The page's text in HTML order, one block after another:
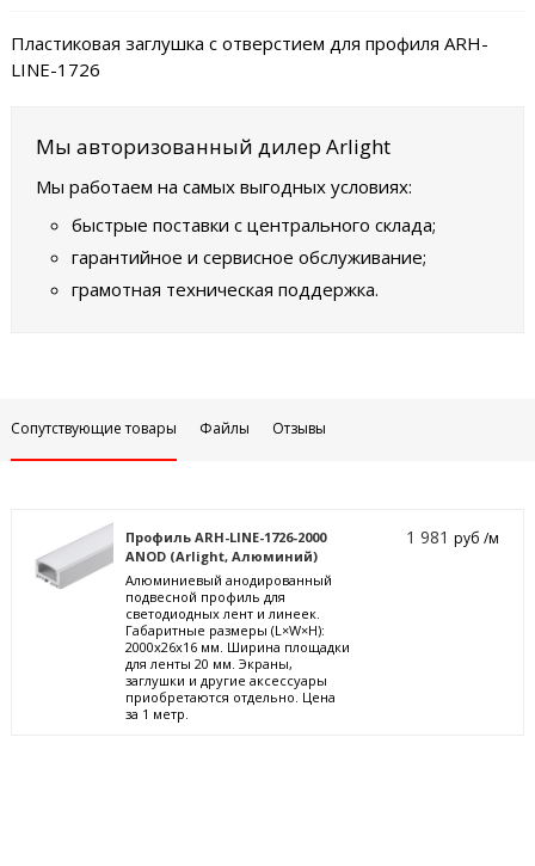
Пластиковая заглушка с отверстием для профиля ARH-
LINE-1726
Мы авторизованный дилер Arlight
Мы работаем на самых выгодных условиях:
быстрые поставки с центрального склада;
гарантийное и сервисное обслуживание;
грамотная техническая поддержка.
Сопутствующие товары Файлы Отзывы
Профиль ARH-LINE-1726-2000
ANOD (Arlight, Алюминий)
Алюминиевый анодированный
подвесной профиль для
светодиодных лент и линеек.
Габаритные размеры (L×W×H):
2000x26x16 мм. Ширина площадки
для ленты 20 мм. Экраны,
заглушки и другие аксессуары
приобретаются отдельно. Цена
за 1 метр.
1 981руб /м